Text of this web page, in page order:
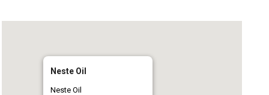
Neste Oil
Neste Oil